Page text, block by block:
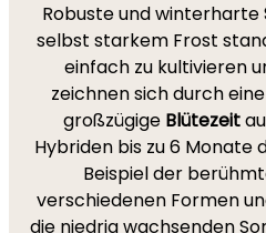
Robuste und winterharte
selbst starkem Frost
einfach zu kultivieren
zeichnen sich durch
großzügige Blütezeit
Hybriden bis zu 6 Monate
Beispiel der
verschiedenen Formen
die niedrig wachsenden